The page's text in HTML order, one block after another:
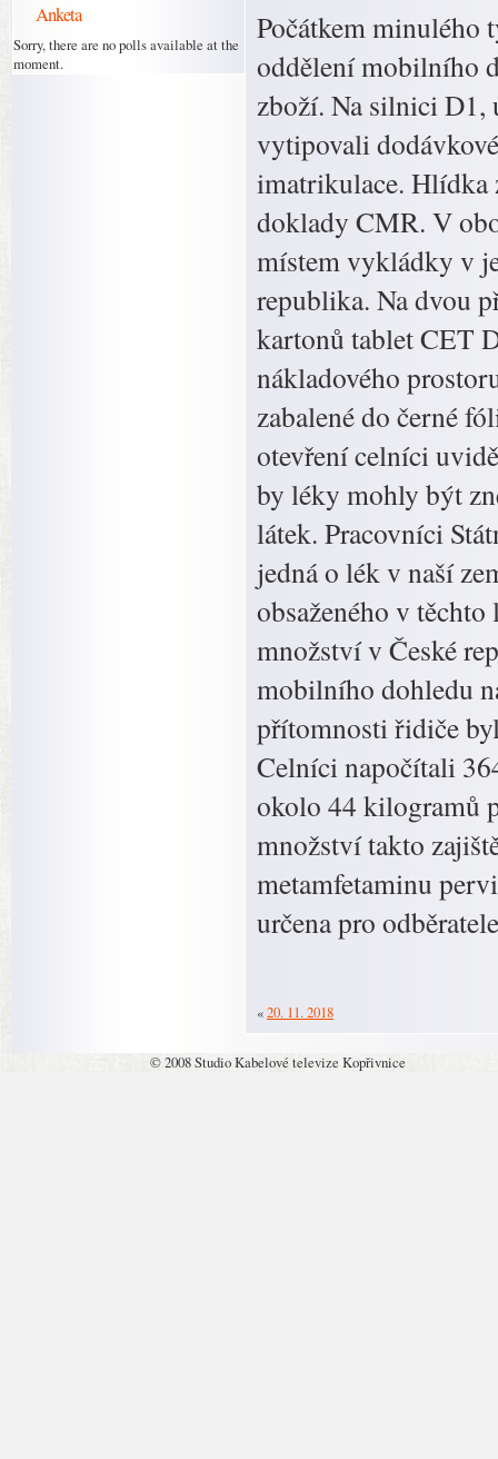
Anketa
Sorry, there are no polls available at the
moment.
Počátkem minulého
oddělení mobilního
zboží. Na silnici D1,
vytipovali
imatrikulace. Hlídka
doklady CMR. V
místem vykládky v
republika. Na dvou
kartonů tablet CET
nákladového
zabalené do černé
otevření celníci
by léky mohly být
látek. Pracovníci
jedná o lék v naší
obsaženého v
množství v České
mobilního dohledu
přítomnosti řidiče
Celníci napočítali
okolo 44 kilogramů
množství takto
metamfetaminu
určena pro
«20. 11. 2018
© 2008 Studio Kabelové televize Kopřivnice